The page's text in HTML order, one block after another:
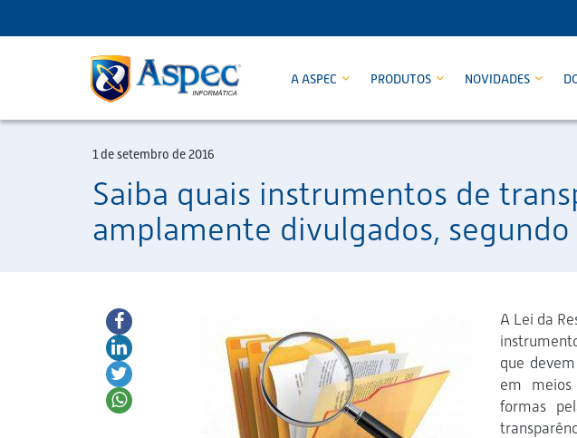
A ASPEC PRODUTOS NOVIDADES
1 de setembro de 2016
Saiba quais instrumentos de
amplamente divulgados, segundo
A Lei da
que
em meios
formas